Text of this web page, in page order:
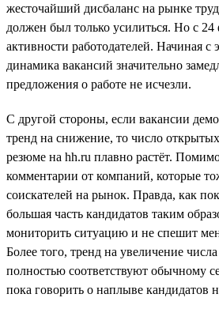
жесточайший дисбаланс на рынке
должен был только усилиться. Но с 24
активности работодателей. Начиная с
динамика вакансий значительно
предложения о работе не исчезли.
С другой стороны, если вакансии
тренд на снижение, то число
резюме на hh.ru плавно растёт.
комментарии от компаний, которые
соискателей на рынок. Правда, как
большая часть кандидатов таким
мониторить ситуацию и не спешит
Более того, тренд на увеличение
полностью соответствуют обычному
пока говорить о наплыве кандидатов